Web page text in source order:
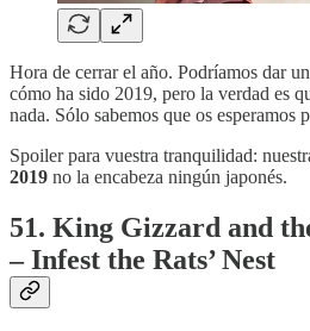
Hora de cerrar el año. Podríamos dar
cómo ha sido 2019, pero la verdad es
nada. Sólo sabemos que os esperamos
Spoiler para vuestra tranquilidad:
2019 no la encabeza ningún japonés.
51. King Gizzard and
– Infest the Rats’ Nest